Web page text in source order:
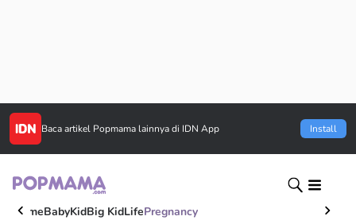
Baca artikel Popmama lainnya di IDN App Install
HomeBabyKidBig KidLifePregnancy